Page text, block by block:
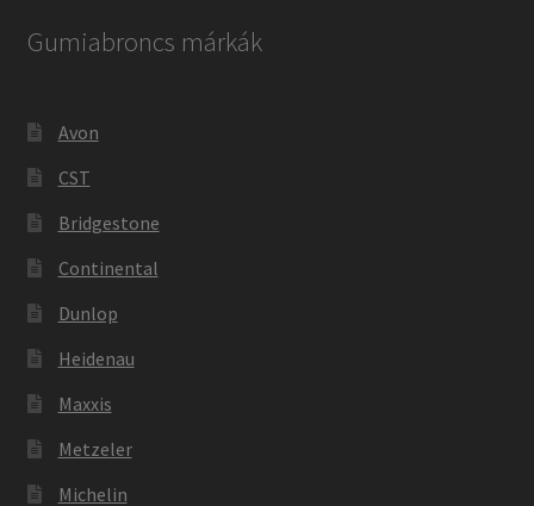
Gumiabroncs márkák
Avon
CST
Bridgestone
Continental
Dunlop
Heidenau
Maxxis
Metzeler
Michelin